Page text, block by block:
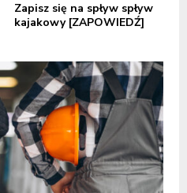
Zapisz się na spływ spływ
kajakowy [ZAPOWIEDŹ]